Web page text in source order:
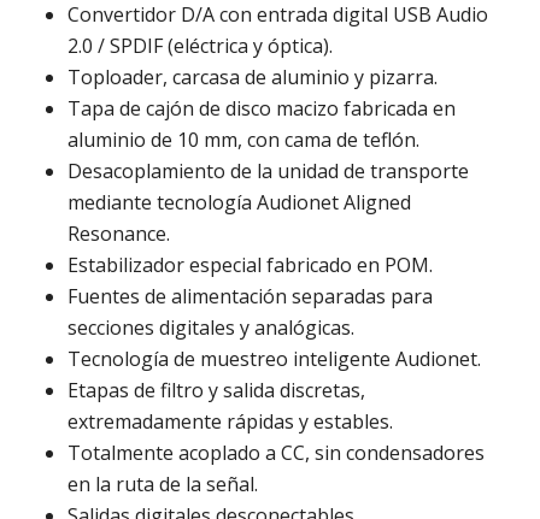
Convertidor D/A con entrada digital USB Audio
2.0 / SPDIF (eléctrica y óptica).
Toploader, carcasa de aluminio y pizarra.
Tapa de cajón de disco macizo fabricada en
aluminio de 10 mm, con cama de teflón.
Desacoplamiento de la unidad de transporte
mediante tecnología Audionet Aligned
Resonance.
Estabilizador especial fabricado en POM.
Fuentes de alimentación separadas para
secciones digitales y analógicas.
Tecnología de muestreo inteligente Audionet.
Etapas de filtro y salida discretas,
extremadamente rápidas y estables.
Totalmente acoplado a CC, sin condensadores
en la ruta de la señal.